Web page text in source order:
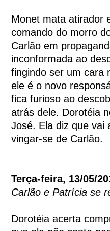
Monet mata atirador
comando do morro
Carlão em
inconformada ao
fingindo ser um cara
ele é o novo
fica furioso ao
atrás dele. Dorotéia
José. Ela diz que vai
vingar-se de Carlão.
Terça-feira, 13/05/
Carlão e Patrícia se
Dorotéia acerta